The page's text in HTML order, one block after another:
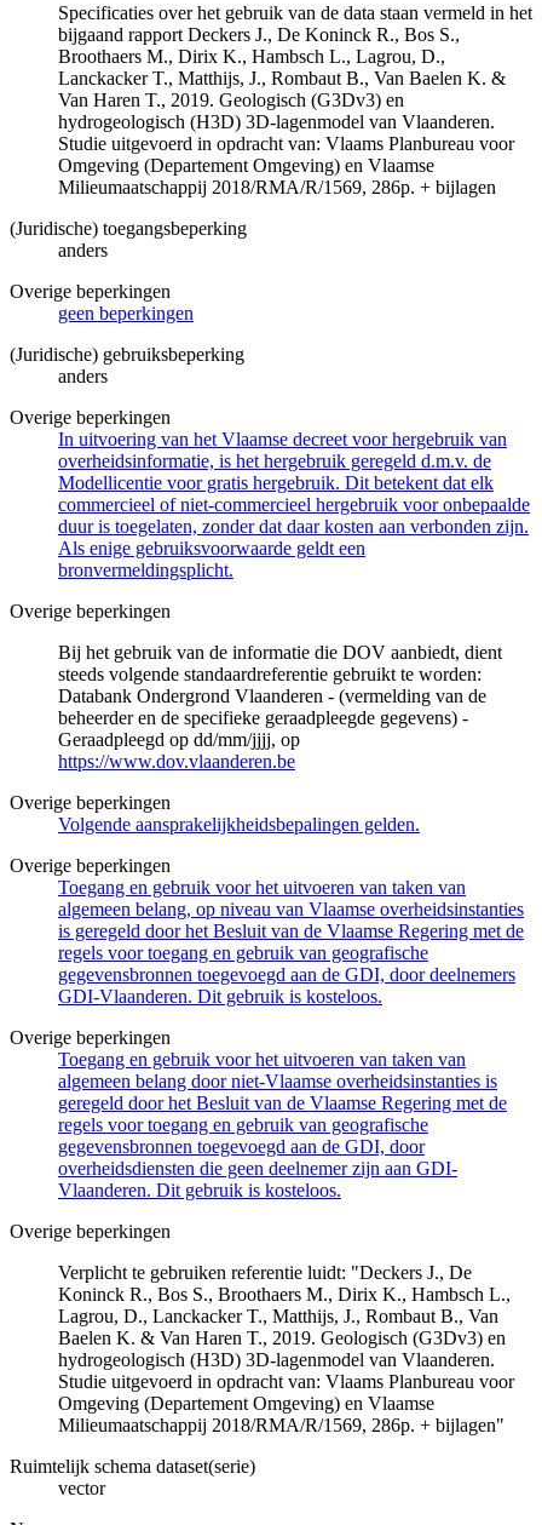
Specificaties over het gebruik van de data staan vermeld in het
bijgaand rapport Deckers J., De Koninck R., Bos S.,
Broothaers M., Dirix K., Hambsch L., Lagrou, D.,
Lanckacker T., Matthijs, J., Rombaut B., Van Baelen K. &
Van Haren T., 2019. Geologisch (G3Dv3) en
hydrogeologisch (H3D) 3D-lagenmodel van Vlaanderen.
Studie uitgevoerd in opdracht van: Vlaams Planbureau voor
Omgeving (Departement Omgeving) en Vlaamse
Milieumaatschappij 2018/RMA/R/1569, 286p. + bijlagen
(Juridische) toegangsbeperking
anders
Overige beperkingen
geen beperkingen
(Juridische) gebruiksbeperking
anders
Overige beperkingen
In uitvoering van het Vlaamse decreet voor hergebruik van
overheidsinformatie, is het hergebruik geregeld d.m.v. de
Modellicentie voor gratis hergebruik. Dit betekent dat elk
commercieel of niet-commercieel hergebruik voor onbepaalde
duur is toegelaten, zonder dat daar kosten aan verbonden zijn.
Als enige gebruiksvoorwaarde geldt een
bronvermeldingsplicht.
Overige beperkingen
Bij het gebruik van de informatie die DOV aanbiedt, dient
steeds volgende standaardreferentie gebruikt te worden:
Databank Ondergrond Vlaanderen - (vermelding van de
beheerder en de specifieke geraadpleegde gegevens) -
Geraadpleegd op dd/mm/jjjj, op
https://www.dov.vlaanderen.be
Overige beperkingen
Volgende aansprakelijkheidsbepalingen gelden.
Overige beperkingen
Toegang en gebruik voor het uitvoeren van taken van
algemeen belang, op niveau van Vlaamse overheidsinstanties
is geregeld door het Besluit van de Vlaamse Regering met de
regels voor toegang en gebruik van geografische
gegevensbronnen toegevoegd aan de GDI, door deelnemers
GDI-Vlaanderen. Dit gebruik is kosteloos.
Overige beperkingen
Toegang en gebruik voor het uitvoeren van taken van
algemeen belang door niet-Vlaamse overheidsinstanties is
geregeld door het Besluit van de Vlaamse Regering met de
regels voor toegang en gebruik van geografische
gegevensbronnen toegevoegd aan de GDI, door
overheidsdiensten die geen deelnemer zijn aan GDI-
Vlaanderen. Dit gebruik is kosteloos.
Overige beperkingen
Verplicht te gebruiken referentie luidt: "Deckers J., De
Koninck R., Bos S., Broothaers M., Dirix K., Hambsch L.,
Lagrou, D., Lanckacker T., Matthijs, J., Rombaut B., Van
Baelen K. & Van Haren T., 2019. Geologisch (G3Dv3) en
hydrogeologisch (H3D) 3D-lagenmodel van Vlaanderen.
Studie uitgevoerd in opdracht van: Vlaams Planbureau voor
Omgeving (Departement Omgeving) en Vlaamse
Milieumaatschappij 2018/RMA/R/1569, 286p. + bijlagen"
Ruimtelijk schema dataset(serie)
vector